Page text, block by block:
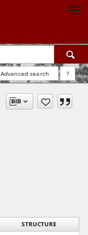
Advanced search ?
STRUCTURE